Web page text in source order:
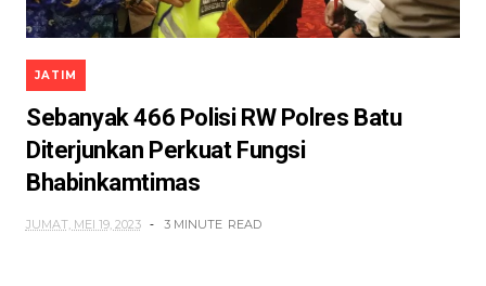
JATIM
Sebanyak 466 Polisi RW Polres Batu
Diterjunkan Perkuat Fungsi
Bhabinkamtimas
JUMAT, MEI 19, 2023 3 MINUTE READ